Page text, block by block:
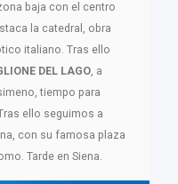
baja con el centro
la catedral, obra
italiano. Tras ello
DEL LAGO , a
tiempo para
ello seguimos a
con su famosa plaza
Tarde en Siena.